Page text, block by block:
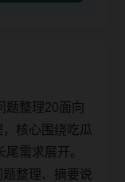
题整理20面向
核心围绕吃瓜
需求展开。
整理、摘要说